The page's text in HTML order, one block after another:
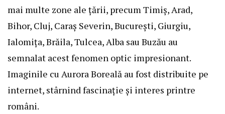
mai multe zone ale țării, precum Timiș, Arad,
Bihor, Cluj, Caraș Severin, București, Giurgiu,
Ialomița, Brăila, Tulcea, Alba sau Buzău au
semnalat acest fenomen optic impresionant.
Imaginile cu Aurora Boreală au fost distribuite pe
internet, stârnind fascinație și interes printre
români.